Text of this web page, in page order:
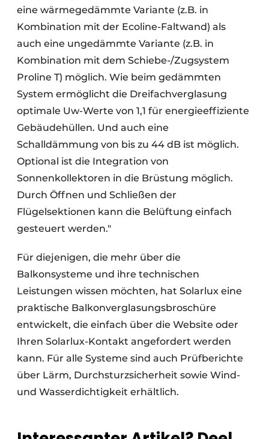
eine wärmegedämmte Variante (z.B. in
Kombination mit der Ecoline-Faltwand) als
auch eine ungedämmte Variante (z.B. in
Kombination mit dem Schiebe-/Zugsystem
Proline T) möglich. Wie beim gedämmten
System ermöglicht die Dreifachverglasung
optimale Uw-Werte von 1,1 für energieeffiziente
Gebäudehüllen. Und auch eine
Schalldämmung von bis zu 44 dB ist möglich.
Optional ist die Integration von
Sonnenkollektoren in die Brüstung möglich.
Durch Öffnen und Schließen der
Flügelsektionen kann die Belüftung einfach
gesteuert werden."
Für diejenigen, die mehr über die
Balkonsysteme und ihre technischen
Leistungen wissen möchten, hat Solarlux eine
praktische Balkonverglasungsbroschüre
entwickelt, die einfach über die Website oder
Ihren Solarlux-Kontakt angefordert werden
kann. Für alle Systeme sind auch Prüfberichte
über Lärm, Durchsturzsicherheit sowie Wind-
und Wasserdichtigkeit erhältlich.